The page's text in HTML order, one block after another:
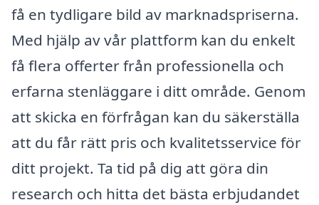
få en tydligare bild av marknadspriserna.
Med hjälp av vår plattform kan du enkelt
få flera offerter från professionella och
erfarna stenläggare i ditt område. Genom
att skicka en förfrågan kan du säkerställa
att du får rätt pris och kvalitetsservice för
ditt projekt. Ta tid på dig att göra din
research och hitta det bästa erbjudandet